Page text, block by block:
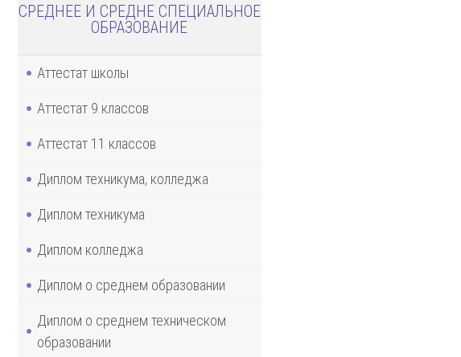
СРЕДНЕЕ И СРЕДНЕ СПЕЦИАЛЬНОЕ
ОБРАЗОВАНИЕ
Аттестат школы
Аттестат 9 классов
Аттестат 11 классов
Диплом техникума, колледжа
Диплом техникума
Диплом колледжа
Диплом о среднем образовании
Диплом о среднем техническом
образовании